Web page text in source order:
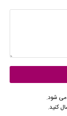
می شود.
کنید.